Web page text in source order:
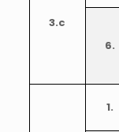
3.c
6.
1.